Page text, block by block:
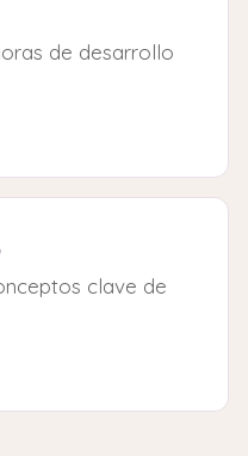
de desarrollo
clave de